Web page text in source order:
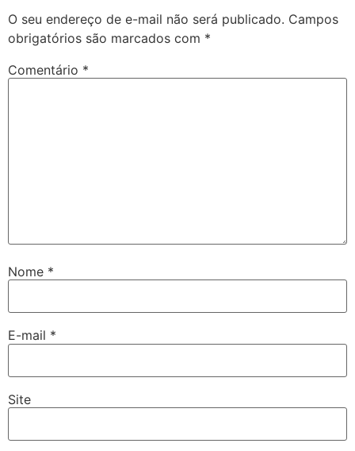
O seu endereço de e-mail não será publicado. Campos
obrigatórios são marcados com *
Comentário *
Nome *
E-mail *
Site